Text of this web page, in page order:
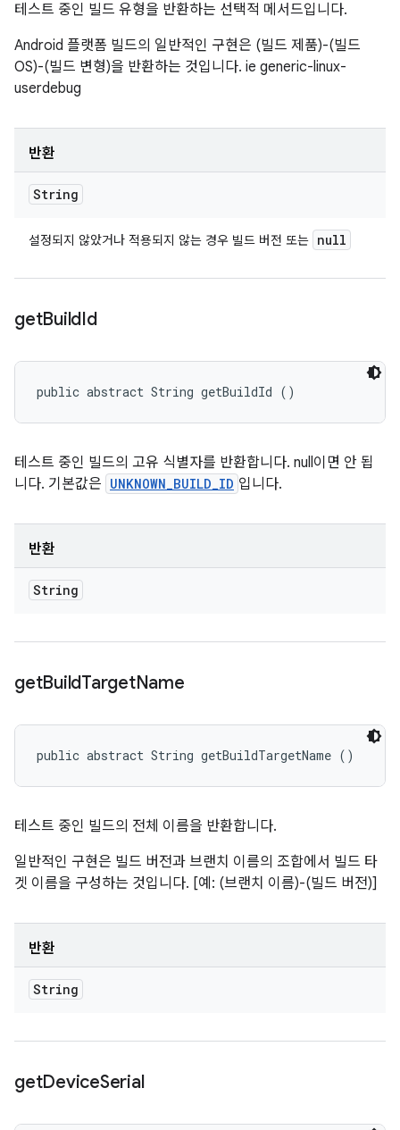
테스트 중인 빌드 유형을 반환하는 선택적 메서드입니다.
Android 플랫폼 빌드의 일반적인 구현은 (빌드 제품)-(빌드
OS)-(빌드 변형)을 반환하는 것입니다. ie generic-linux-
userdebug
반환
String
설정되지 않았거나 적용되지 않는 경우 빌드 버전 또는 null
getBuildId
public abstract String getBuildId ()
테스트 중인 빌드의 고유 식별자를 반환합니다. null이면 안 됩
니다. 기본값은 UNKNOWN_BUILD_ID 입니다.
반환
String
getBuildTargetName
public abstract String getBuildTargetName ()
테스트 중인 빌드의 전체 이름을 반환합니다.
일반적인 구현은 빌드 버전과 브랜치 이름의 조합에서 빌드 타
겟 이름을 구성하는 것입니다. [예: (브랜치 이름)-(빌드 버전)]
반환
String
getDeviceSerial